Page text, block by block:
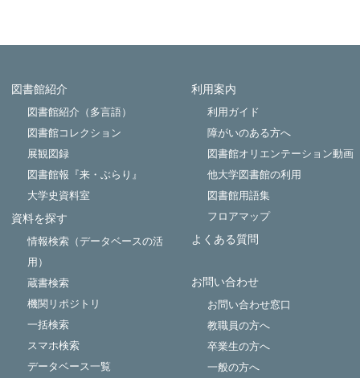
図書館紹介
図書館紹介（多言語）
図書館コレクション
展観図録
図書館報『来・ぶらり』
大学史資料室
資料を探す
情報検索（データベースの活
用）
蔵書検索
機関リポジトリ
一括検索
スマホ検索
データベース一覧
利用案内
利用ガイド
障がいのある方へ
図書館オリエンテーション動画
他大学図書館の利用
図書館用語集
フロアマップ
よくある質問
お問い合わせ
お問い合わせ窓口
教職員の方へ
卒業生の方へ
一般の方へ
Powered by NetCommons